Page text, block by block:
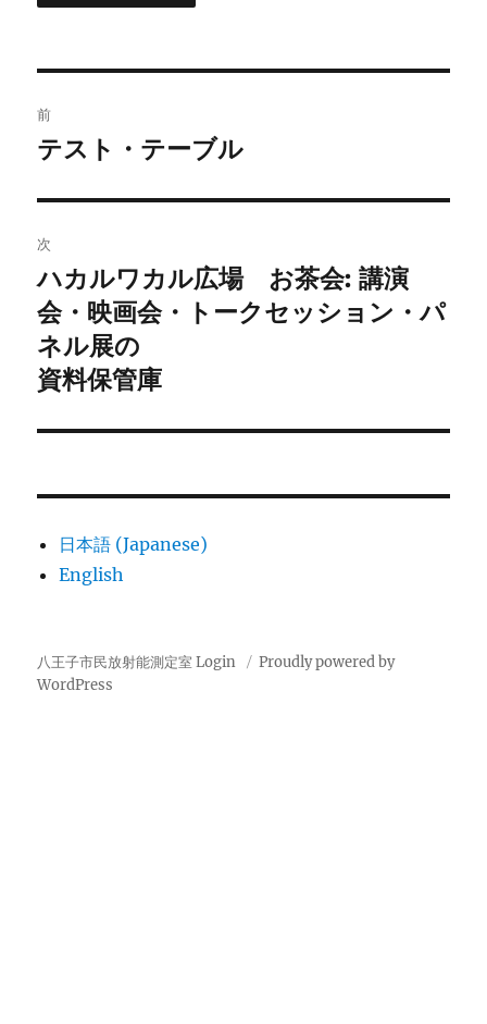
稿
ビ
ゲ
ー
シ
前
前
投
稿:
テスト・テーブル
次
次
の
投
稿:
ハカルワカル広場 お茶会: 講演
会・映画会・トークセッション・パ
ネル展の
資料保管庫
日本語 (Japanese)
English
八王子市民放射能測定室 Login
Proudly powered by
WordPress